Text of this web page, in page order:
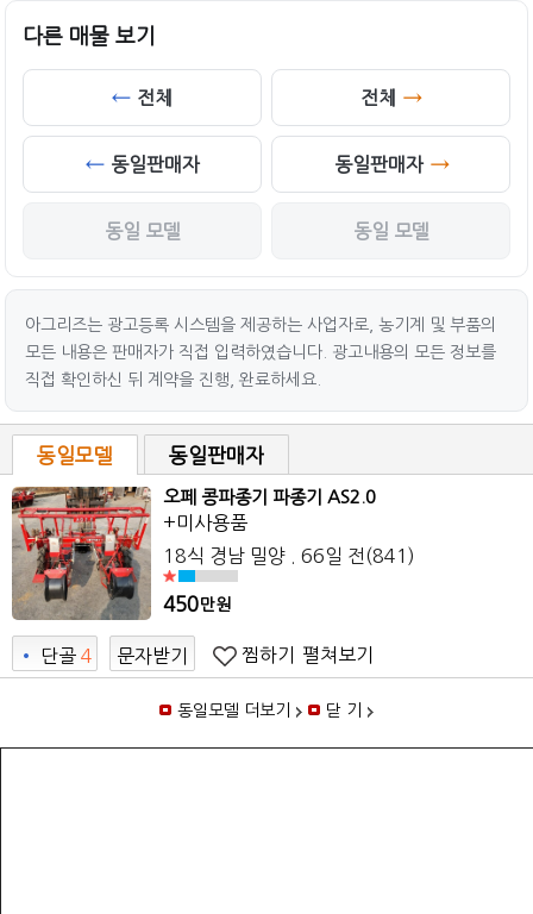
다른 매물 보기
전체
동일판매자
동일 모델
전체
동일판매자
동일 모델
아그리즈는 광고등록 시스템을 제공하는 사업자로, 농기계 및 부품의
모든 내용은 판매자가 직접 입력하였습니다. 광고내용의 모든 정보를
직접 확인하신 뒤 계약을 진행, 완료하세요.
동일모델 동일판매자
오페 콩파종기 파종기 AS2.0
+미사용품
18식 경남 밀양 . 66일 전(841)
450만원
• 단골 4
8
문자받기 찜하기 펼쳐보기
동일모델 더보기 닫 기